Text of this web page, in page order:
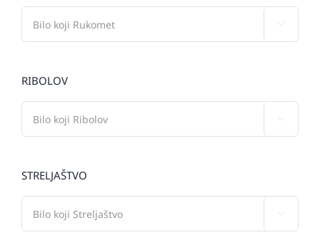
RIBOLOV
STRELJAŠTVO